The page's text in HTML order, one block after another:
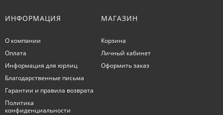
ИНФОРМАЦИЯ
О компании
Оплата
Информация для юрлиц
Благодарственные письма
Гарантии и правила возврата
Политика
конфиденциальности
МАГАЗИН
Корзина
Личный кабинет
Оформить заказ